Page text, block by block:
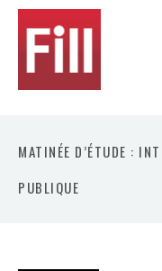
MATINÉE D’ÉTUDE :
PUBLIQUE